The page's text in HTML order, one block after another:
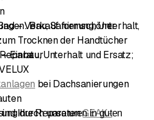
– Verkauf formschöner
Trocknen der Handtücher
Bau, Sanierung, Unterhalt,
Einbau, Unterhalt und Ersatz;
bei Dachsanierungen
durch unserenGEAK-
Ihre Reparaturen in guten